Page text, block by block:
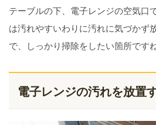
テーブルの下、電子レンジの空気口
は汚れやすいわりに汚れに気づかず
で、しっかり掃除をしたい箇所ですね
電子レンジの汚れを放置